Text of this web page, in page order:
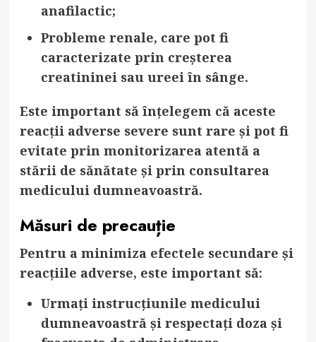
anafilactic;
Probleme renale, care pot fi
caracterizate prin creșterea
creatininei sau ureei în sânge.
Este important să înțelegem că aceste
reacții adverse severe sunt rare și pot fi
evitate prin monitorizarea atentă a
stării de sănătate și prin consultarea
medicului dumneavoastră.
Măsuri de precauție
Pentru a minimiza efectele secundare și
reacțiile adverse, este important să:
Urmați instrucțiunile medicului
dumneavoastrăși respectați doza și